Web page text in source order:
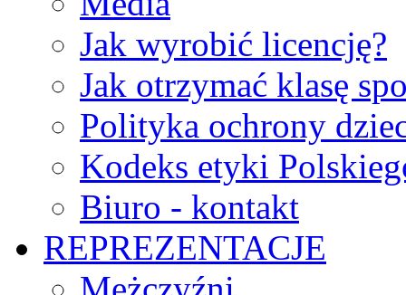
Jak wyrobić licencję?
Jak otrzymać klasę
Polityka ochrony
Kodeks etyki
Biuro - kontakt
REPREZENTACJE